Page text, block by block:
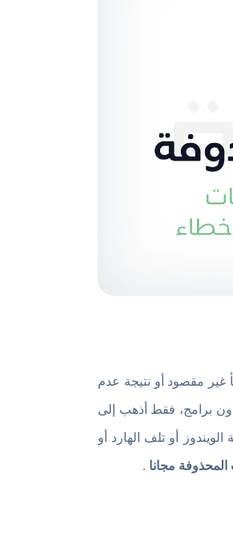
غير مقصود أو نتيجة عدم
برامج، فقط أذهب إلى
أو تلف الهارد أو
المحذوفة مجانا .